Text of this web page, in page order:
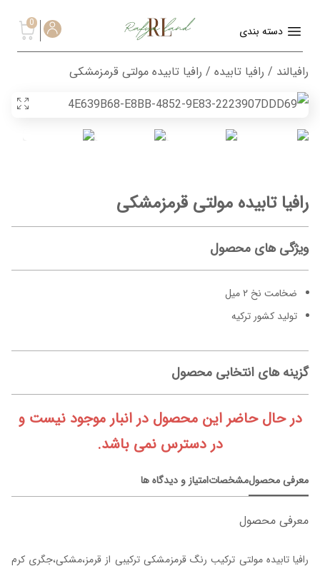
دسته بندی
0
رافیالند / رافیا تابیده / رافیا تابیده مولتی قرمزمشکی
رافیا تابیده مولتی قرمزمشکی
ویژگی های محصول
ضخامت نخ ۲ میل
تولید کشور ترکیه
گزینه های انتخابی محصول
در حال حاضر این محصول در انبار موجود نیست و
در دسترس نمی باشد.
معرفی محصولمشخصاتامتیاز و دیدگاه ها
معرفی محصول
رافیا تابیده مولتی ترکیب رنگ قرمزمشکی ترکیبی از قرمز،مشکی،جگری کرم